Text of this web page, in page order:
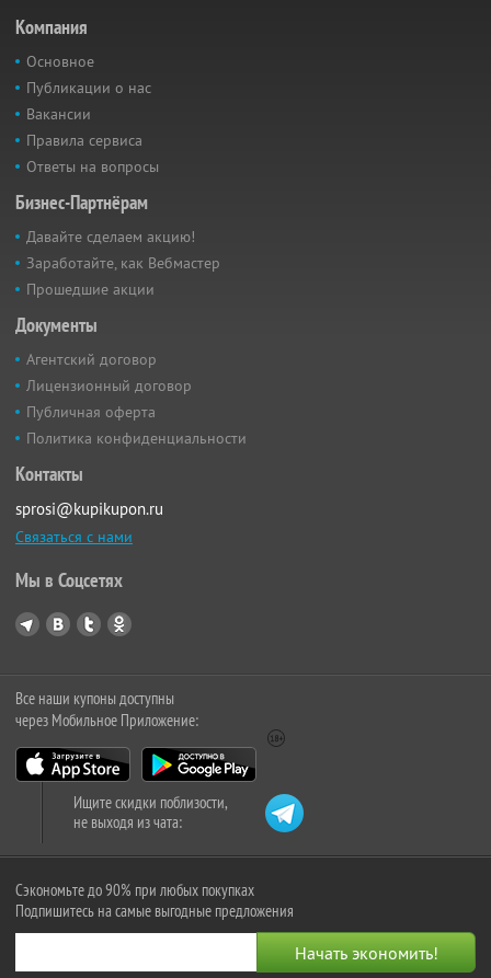
Компания
Основное
Публикации о нас
Вакансии
Правила сервиса
Ответы на вопросы
Бизнес-Партнёрам
Давайте сделаем акцию!
Заработайте, как Вебмастер
Прошедшие акции
Документы
Агентский договор
Лицензионный договор
Публичная оферта
Политика конфиденциальности
Контакты
sprosi@kupikupon.ru
Связаться с нами
Мы в Соцсетях
Все наши купоны доступны
через Мобильное Приложение:
Ищите скидки поблизости,
не выходя из чата:
Сэкономьте до 90% при любых покупках
Подпишитесь на самые выгодные предложения